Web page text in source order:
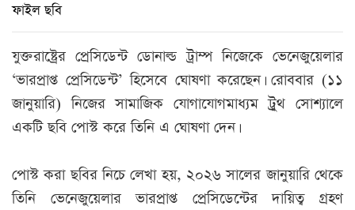
ফাইল ছবি
যুক্তরাষ্ট্রের প্রেসিডেন্ট ডোনাল্ড ট্রাম্প নিজেকে ভেনেজুয়েলার
‘ভারপ্রাপ্ত প্রেসিডেন্ট’ হিসেবে ঘোষণা করেছেন। রোববার (১১
জানুয়ারি) নিজের সামাজিক যোগাযোগমাধ্যম ট্রুথ সোশ্যালে
একটি ছবি পোস্ট করে তিনি এ ঘোষণা দেন।
পোস্ট করা ছবির নিচে লেখা হয়, ২০২৬ সালের জানুয়ারি থেকে
তিনি ভেনেজুয়েলার ভারপ্রাপ্ত প্রেসিডেন্টের দায়িত্ব গ্রহণ